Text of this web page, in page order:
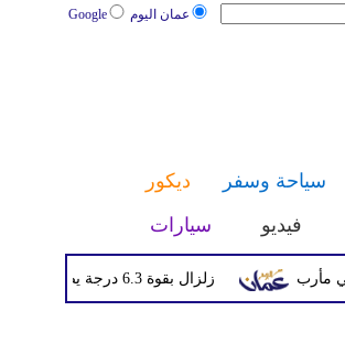
عمان اليوم Google
سياحة وسفر
ديكور
فيديو سيارات
زلزال بقوة 6.3 درجة يضرب جنوب الفلبين دون تحذيرات من تسونامي أو أضرار فورية